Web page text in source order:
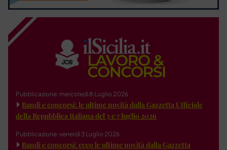
Pubblicazione: mercoledì 8 Luglio 2026
Bandi e concorsi: le ultime novità dalla Gazzetta Ufficiale
della Repubblica Italiana del 3 e 7 luglio 2026
Pubblicazione: venerdì 3 Luglio 2026
Bandi e concorsi: ecco le ultime novità dalla Gazzetta